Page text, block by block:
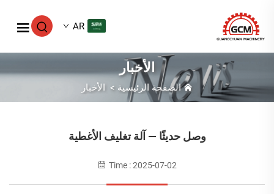
AR
الأخبار
الصفحة الرئيسية > الأخبار
وصل حديثًا — آلة تغليف الأغطية
Time : 2025-07-02